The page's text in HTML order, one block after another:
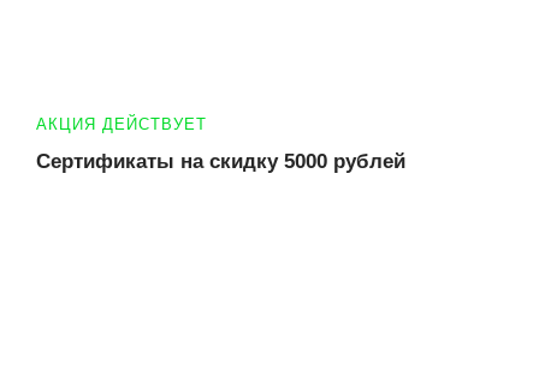
АКЦИЯ ДЕЙСТВУЕТ
Сертификаты на скидку 5000 рублей